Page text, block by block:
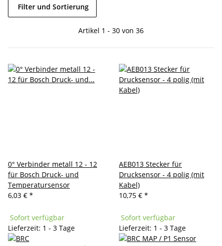
Filter und Sortierung
Artikel 1 - 30 von 36
0° Verbinder metall 12 - 12
für Bosch Druck- und
Temperatursensor
6,03 € *
Sofort verfügbar
Lieferzeit: 1 - 3 Tage
AEB013 Stecker für
Drucksensor - 4 polig (mit
Kabel)
10,75 € *
Sofort verfügbar
Lieferzeit: 1 - 3 Tage